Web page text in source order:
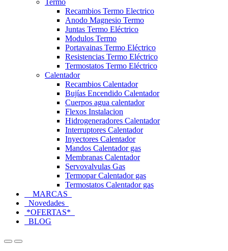
Termo
Recambios Termo Electrico
Anodo Magnesio Termo
Juntas Termo Eléctrico
Modulos Termo
Portavainas Termo Eléctrico
Resistencias Termo Eléctrico
Termostatos Termo Eléctrico
Calentador
Recambios Calentador
Bujías Encendido Calentador
Cuerpos agua calentador
Flexos Instalacion
Hidrogeneradores Calentador
Interruptores Calentador
Inyectores Calentador
Mandos Calentador gas
Membranas Calentador
Servovalvulas Gas
Termopar Calentador gas
Termostatos Calentador gas
MARCAS
Novedades
*OFERTAS*
BLOG
OpenClose